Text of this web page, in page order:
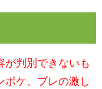
が判別できないも
ケ、ブレの激し